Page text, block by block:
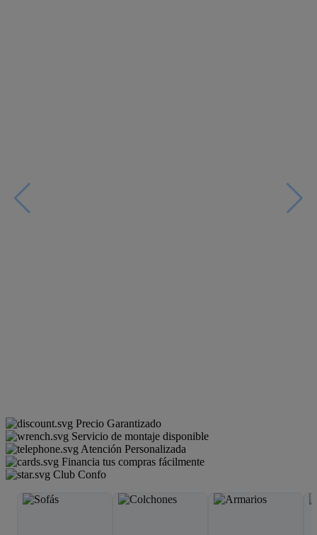
Precio Garantizado
Servicio de montaje disponible
Atención Personalizada
Financia tus compras fácilmente
Club Confo